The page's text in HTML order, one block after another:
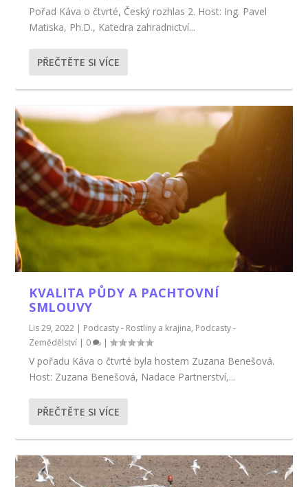
Pořad Káva o čtvrté, Český rozhlas 2. Host: Ing. Pavel
Matiska, Ph.D., Katedra zahradnictví...
PŘEČTĚTE SI VÍCE
KVALITA PŮDY A PACHTOVNÍ
SMLOUVY
Lis 29, 2022 | Podcasty - Rostliny a krajina, Podcasty -
Zemědělství | 0 |
V pořadu Káva o čtvrté byla hostem Zuzana Benešová.
Host: Zuzana Benešová, Nadace Partnerství,...
PŘEČTĚTE SI VÍCE